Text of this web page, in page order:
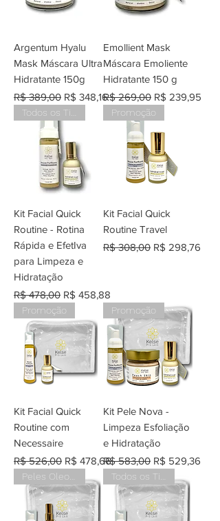
Argentum Hyalu
Mask Máscara Ultra
Hidratante 150g
Preço normal
R$ 389,00 Preço promocional
R$ 348,16
Emollient Mask
Máscara Emoliente
Hidratante 150 g
Preço normal
R$ 269,00 Preço
R$ 239,95
Todos os Tipos de Peles
Kit Facial Quick
Routine - Rotina
Rápida e EfetIva
para Limpeza e
Hidratação
Preço normal
R$ 478,00 Preço promocional
R$ 458,88
Promoção
Kit Facial Quick
Routine Travel
Preço normal
R$ 308,00 Preço
R$ 298,76
Promoção
Kit Facial Quick
Routine com
Necessaire
Preço normal
R$ 526,00 Preço promocional
R$ 478,66
Promoção
Kit Pele Nova -
Limpeza Esfoliação
e Hidratação
Preço normal
R$ 583,00 Preço
R$ 529,36
Peles Oleosas e Acneicas Todos os Tipos de Peles